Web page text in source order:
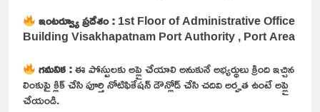
ఇంటర్వ్యూ ప్రదేశం :1st Floor of Administrative Office
Building Visakhapatnam Port Authority , Port Area
గమనిక :ఈ పోస్టులకు అప్లై చేయాలి అనుకునే అభ్యర్థులు క్రింది ఇచ్చిన
లింకుపై క్లిక్ చేసి పూర్తి నోటిఫికేషన్ డౌన్లోడ్ చేసి చదివి అర్హత ఉంటే అప్లై
చేయండి.